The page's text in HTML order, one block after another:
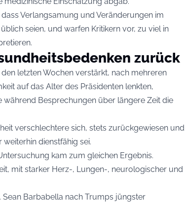
Verlangsamung und Veränderungen im
seien, und warfen Kritikern vor, zu viel in
zurück
letzten Wochen verstärkt, nach mehreren
auf das Alter des Präsidenten lenkten,
während Besprechungen über längere Zeit die
verschlechtere sich, stets zurückgewiesen und
dienstfähig sei.
kam zum gleichen Ergebnis.
mit starker Herz-, Lungen-, neurologischer und
Sean Barbabella nach Trumps jüngster